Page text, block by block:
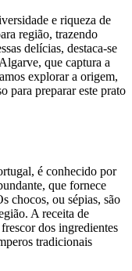
e riqueza de
região, trazendo
delícias, destaca-se
que captura a
explorar a origem,
para preparar este prato
é conhecido por
que fornece
chocos, ou sépias, são
A receita de
dos ingredientes
tradicionais